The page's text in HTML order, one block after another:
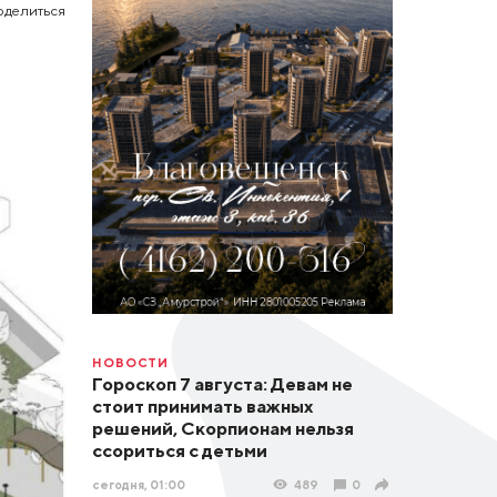
НОВОСТИ
Гороскоп 7 августа: Девам не
стоит принимать важных
решений, Скорпионам нельзя
ссориться с детьми
сегодня, 01:00 489 0